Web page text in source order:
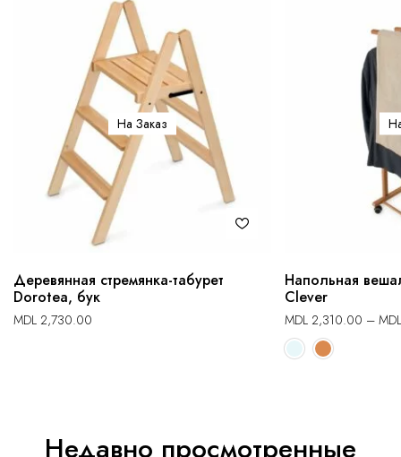
На Заказ
Деревянная стремянка-табурет
Dorotea, бук
MDL 2,730.00
Напольная
Clever
MDL 2,310.00 – MDL
Недавно просмотренные